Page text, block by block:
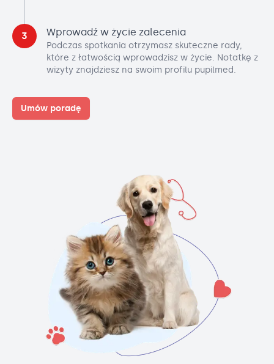
3 Wprowadź w życie zalecenia
Podczas spotkania otrzymasz skuteczne rady,
które z łatwością wprowadzisz w życie. Notatkę z
wizyty znajdziesz na swoim profilu pupilmed.
Umów poradę